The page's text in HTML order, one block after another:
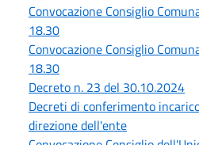
Convocazione Consiglio
18.30
Convocazione Consiglio
18.30
Decreto n. 23 del 30.10.2024
Decreti di conferimento
direzione dell'ente